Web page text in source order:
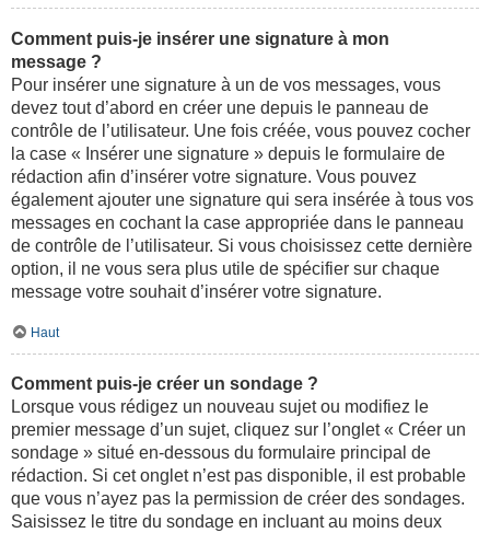
Comment puis-je insérer une signature à mon
message ?
Pour insérer une signature à un de vos messages, vous
devez tout d’abord en créer une depuis le panneau de
contrôle de l’utilisateur. Une fois créée, vous pouvez cocher
la case « Insérer une signature » depuis le formulaire de
rédaction afin d’insérer votre signature. Vous pouvez
également ajouter une signature qui sera insérée à tous vos
messages en cochant la case appropriée dans le panneau
de contrôle de l’utilisateur. Si vous choisissez cette dernière
option, il ne vous sera plus utile de spécifier sur chaque
message votre souhait d’insérer votre signature.
Haut
Comment puis-je créer un sondage ?
Lorsque vous rédigez un nouveau sujet ou modifiez le
premier message d’un sujet, cliquez sur l’onglet « Créer un
sondage » situé en-dessous du formulaire principal de
rédaction. Si cet onglet n’est pas disponible, il est probable
que vous n’ayez pas la permission de créer des sondages.
Saisissez le titre du sondage en incluant au moins deux